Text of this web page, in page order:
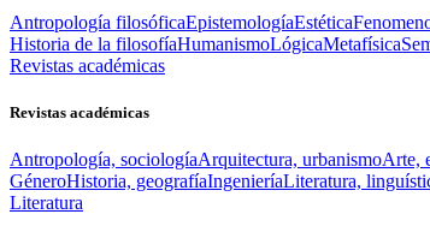
Antropología filosóficaEpistemologíaEstética
Historia de la filosofíaHumanismoLógicaMetafísica
Revistas académicas
Revistas académicas
Antropología, sociologíaArquitectura, urbanismoArte,
GéneroHistoria, geografíaIngenieríaLiteratura,
Literatura